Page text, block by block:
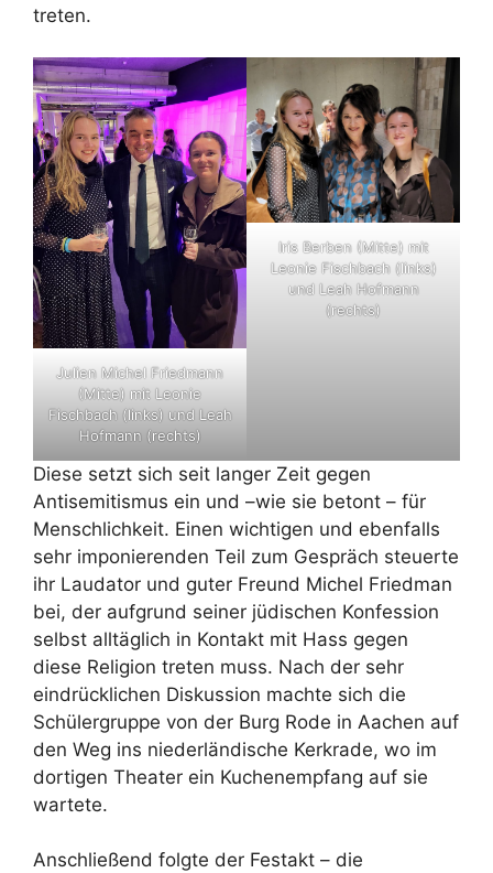
treten.
Julien Michel Friedmann
(Mitte) mit Leonie
Fischbach (links) und Leah
Hofmann (rechts)
Iris Berben (Mitte) mit
Leonie Fischbach (links)
und Leah Hofmann
(rechts)
Diese setzt sich seit langer Zeit gegen
Antisemitismus ein und –wie sie betont – für
Menschlichkeit. Einen wichtigen und ebenfalls
sehr imponierenden Teil zum Gespräch steuerte
ihr Laudator und guter Freund Michel Friedman
bei, der aufgrund seiner jüdischen Konfession
selbst alltäglich in Kontakt mit Hass gegen
diese Religion treten muss. Nach der sehr
eindrücklichen Diskussion machte sich die
Schülergruppe von der Burg Rode in Aachen auf
den Weg ins niederländische Kerkrade, wo im
dortigen Theater ein Kuchenempfang auf sie
wartete.
Anschließend folgte der Festakt – die